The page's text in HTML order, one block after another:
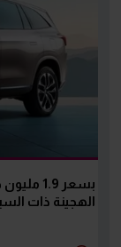
الهجينة ذات